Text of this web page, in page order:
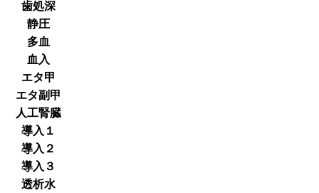
歯処深
静圧
多血
血入
エタ甲
エタ副甲
人工腎臓
導入１
導入２
導入３
透析水